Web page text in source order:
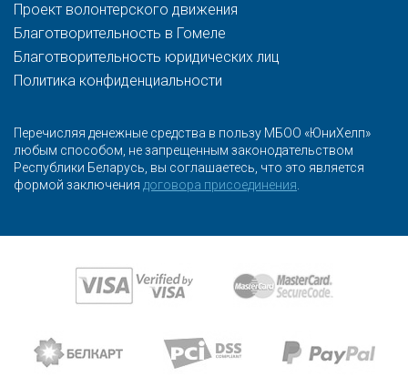
Проект волонтерского движения
Благотворительность в Гомеле
Благотворительность юридических лиц
Политика конфиденциальности
Перечисляя денежные средства в пользу МБОО «ЮниХелп»
любым способом, не запрещенным законодательством
Республики Беларусь, вы соглашаетесь, что это является
формой заключения договора присоединения